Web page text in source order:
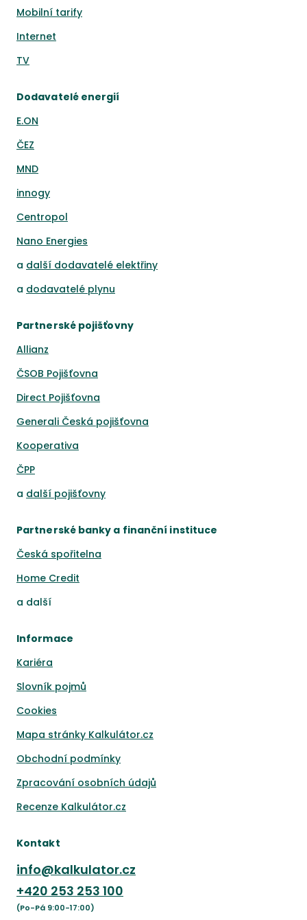
Mobilní tarify
Internet
TV
Dodavatelé energií
E.ON
ČEZ
MND
innogy
Centropol
Nano Energies
a další dodavatelé elektřiny
a dodavatelé plynu
Partnerské pojišťovny
Allianz
ČSOB Pojišťovna
Direct Pojišťovna
Generali Česká pojišťovna
Kooperativa
ČPP
a další pojišťovny
Partnerské banky a finanční instituce
Česká spořitelna
Home Credit
a další
Informace
Kariéra
Slovník pojmů
Cookies
Mapa stránky Kalkulátor.cz
Obchodní podmínky
Zpracování osobních údajů
Recenze Kalkulátor.cz
Kontakt
info@kalkulator.cz
+420 253 253 100
(Po-Pá 9:00-17:00)